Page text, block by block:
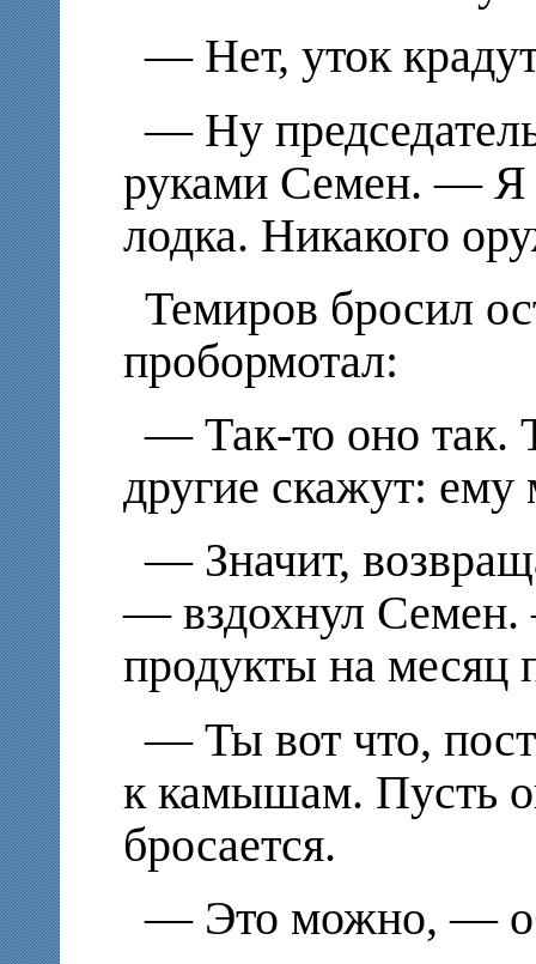
— Нет, уток
— Ну
руками Семен. — Я
лодка. Никакого
Темиров бросил
пробормотал:
— Так-то оно так.
другие скажут:
— Значит,
— вздохнул Семен.
продукты на месяц
— Ты вот что,
к камышам. Пусть
бросается.
— Это можно, —